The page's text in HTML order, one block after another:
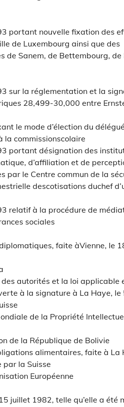
portant nouvelle fixation des
de Luxembourg ainsi que des
de Sanem, de Bettembourg, de
sur la réglementation et la
28,499-30,000 entre
le mode d’élection du
la commissionscolaire
portant désignation des
d’affiliation et de
par le Centre commun de la
descotisations duchef
relatif à la procédure de
sociales
faite àVienne, le
autorités et la loi applicable
à la signature à La Haye, le
de la Propriété
de la République de Bolivie
alimentaires, faite à La
la Suisse
Européenne
juillet 1982, telle qu’elle a été